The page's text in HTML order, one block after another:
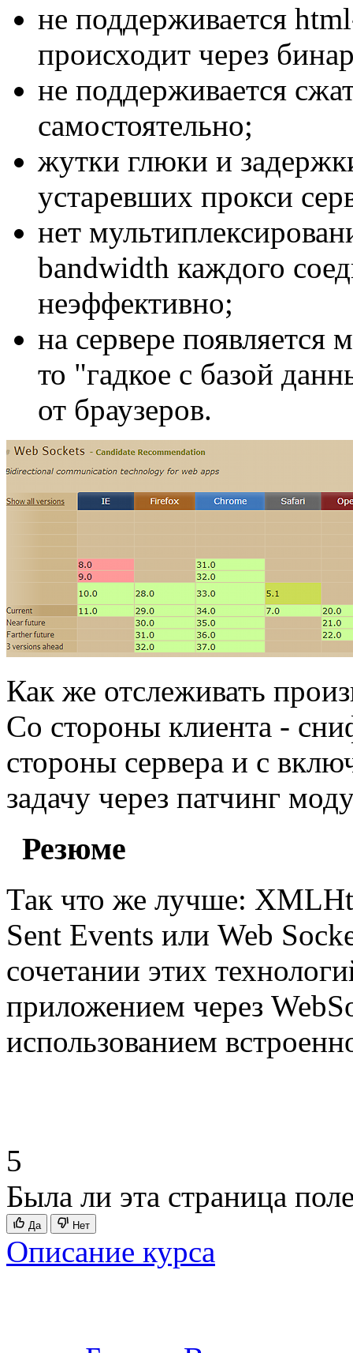
не поддерживается
происходит через
не поддерживается
самостоятельно;
жутки глюки и
устаревших прокси
нет
bandwidth каждого
неэффективно;
на сервере
то "гадкое с базой
от браузеров.
Как же отслеживать
Со стороны клиента -
стороны сервера и с
задачу через патчинг
Резюме
Так что же лучше:
Sent Events или Web
сочетании этих
приложением через
использованием
5
Была ли эта страница
Да Нет
Описание курса